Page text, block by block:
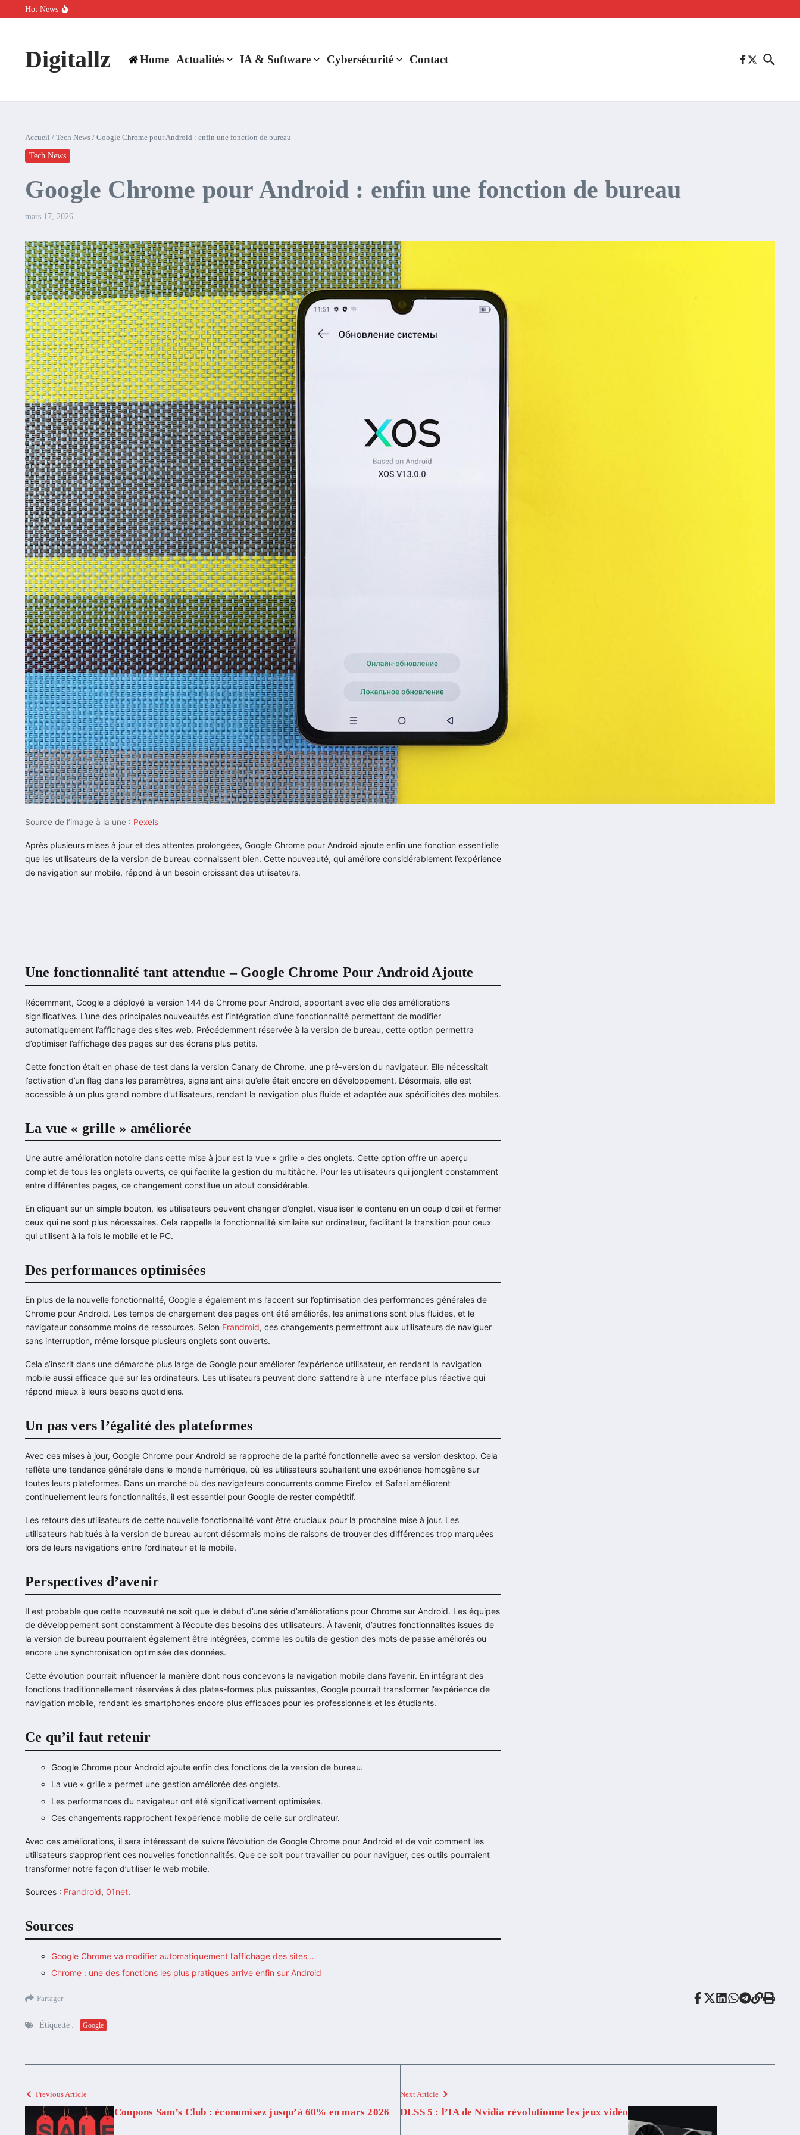
Aller au contenu
Hot News
Comment l’IA simplifie la data de caisse pour la transformer en levier de rentabilité ?
Digitallz Home Actualités IA & Software Cybersécurité Contact
Accueil / Tech News / Google Chrome pour Android : enfin une fonction de bureau
Tech News
Google Chrome pour Android : enfin une fonction de bureau
mars 17, 2026
Source de l’image à la une : Pexels
Après plusieurs mises à jour et des attentes prolongées, Google Chrome pour Android ajoute enfin une fonction essentielle
que les utilisateurs de la version de bureau connaissent bien. Cette nouveauté, qui améliore considérablement l’expérience
de navigation sur mobile, répond à un besoin croissant des utilisateurs.
Une fonctionnalité tant attendue – Google Chrome Pour Android Ajoute
Récemment, Google a déployé la version 144 de Chrome pour Android, apportant avec elle des améliorations
significatives. L’une des principales nouveautés est l’intégration d’une fonctionnalité permettant de modifier
automatiquement l’affichage des sites web. Précédemment réservée à la version de bureau, cette option permettra
d’optimiser l’affichage des pages sur des écrans plus petits.
Cette fonction était en phase de test dans la version Canary de Chrome, une pré-version du navigateur. Elle nécessitait
l’activation d’un flag dans les paramètres, signalant ainsi qu’elle était encore en développement. Désormais, elle est
accessible à un plus grand nombre d’utilisateurs, rendant la navigation plus fluide et adaptée aux spécificités des mobiles.
La vue « grille » améliorée
Une autre amélioration notoire dans cette mise à jour est la vue « grille » des onglets. Cette option offre un aperçu
complet de tous les onglets ouverts, ce qui facilite la gestion du multitâche. Pour les utilisateurs qui jonglent constamment
entre différentes pages, ce changement constitue un atout considérable.
En cliquant sur un simple bouton, les utilisateurs peuvent changer d’onglet, visualiser le contenu en un coup d’œil et fermer
ceux qui ne sont plus nécessaires. Cela rappelle la fonctionnalité similaire sur ordinateur, facilitant la transition pour ceux
qui utilisent à la fois le mobile et le PC.
Des performances optimisées
En plus de la nouvelle fonctionnalité, Google a également mis l’accent sur l’optimisation des performances générales de
Chrome pour Android. Les temps de chargement des pages ont été améliorés, les animations sont plus fluides, et le
navigateur consomme moins de ressources. Selon Frandroid, ces changements permettront aux utilisateurs de naviguer
sans interruption, même lorsque plusieurs onglets sont ouverts.
Cela s’inscrit dans une démarche plus large de Google pour améliorer l’expérience utilisateur, en rendant la navigation
mobile aussi efficace que sur les ordinateurs. Les utilisateurs peuvent donc s’attendre à une interface plus réactive qui
répond mieux à leurs besoins quotidiens.
Un pas vers l’égalité des plateformes
Avec ces mises à jour, Google Chrome pour Android se rapproche de la parité fonctionnelle avec sa version desktop. Cela
reflète une tendance générale dans le monde numérique, où les utilisateurs souhaitent une expérience homogène sur
toutes leurs plateformes. Dans un marché où des navigateurs concurrents comme Firefox et Safari améliorent
continuellement leurs fonctionnalités, il est essentiel pour Google de rester compétitif.
Les retours des utilisateurs de cette nouvelle fonctionnalité vont être cruciaux pour la prochaine mise à jour. Les
utilisateurs habitués à la version de bureau auront désormais moins de raisons de trouver des différences trop marquées
lors de leurs navigations entre l’ordinateur et le mobile.
Perspectives d’avenir
Il est probable que cette nouveauté ne soit que le début d’une série d’améliorations pour Chrome sur Android. Les équipes
de développement sont constamment à l’écoute des besoins des utilisateurs. À l’avenir, d’autres fonctionnalités issues de
la version de bureau pourraient également être intégrées, comme les outils de gestion des mots de passe améliorés ou
encore une synchronisation optimisée des données.
Cette évolution pourrait influencer la manière dont nous concevons la navigation mobile dans l’avenir. En intégrant des
fonctions traditionnellement réservées à des plates-formes plus puissantes, Google pourrait transformer l’expérience de
navigation mobile, rendant les smartphones encore plus efficaces pour les professionnels et les étudiants.
Ce qu’il faut retenir
Google Chrome pour Android ajoute enfin des fonctions de la version de bureau.
La vue « grille » permet une gestion améliorée des onglets.
Les performances du navigateur ont été significativement optimisées.
Ces changements rapprochent l’expérience mobile de celle sur ordinateur.
Avec ces améliorations, il sera intéressant de suivre l’évolution de Google Chrome pour Android et de voir comment les
utilisateurs s’approprient ces nouvelles fonctionnalités. Que ce soit pour travailler ou pour naviguer, ces outils pourraient
transformer notre façon d’utiliser le web mobile.
Sources : Frandroid, 01net.
Sources
Google Chrome va modifier automatiquement l’affichage des sites …
Chrome : une des fonctions les plus pratiques arrive enfin sur Android
Partager
Étiquetté : Google
Previous Article
Coupons Sam’s Club : économisez jusqu’à 60% en mars 2026
Next Article
DLSS 5 : l’IA de Nvidia révolutionne les jeux vidéo